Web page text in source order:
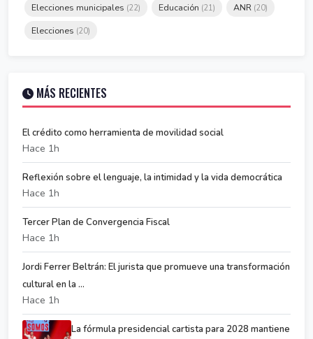
Elecciones municipales (22) Educación (21) ANR (20)
Elecciones (20)
MÁS RECIENTES
El crédito como herramienta de movilidad social
Hace 1h
Reflexión sobre el lenguaje, la intimidad y la vida democrática
Hace 1h
Tercer Plan de Convergencia Fiscal
Hace 1h
Jordi Ferrer Beltrán: El jurista que promueve una transformación
cultural en la ...
Hace 1h
La fórmula presidencial cartista para 2028 mantiene